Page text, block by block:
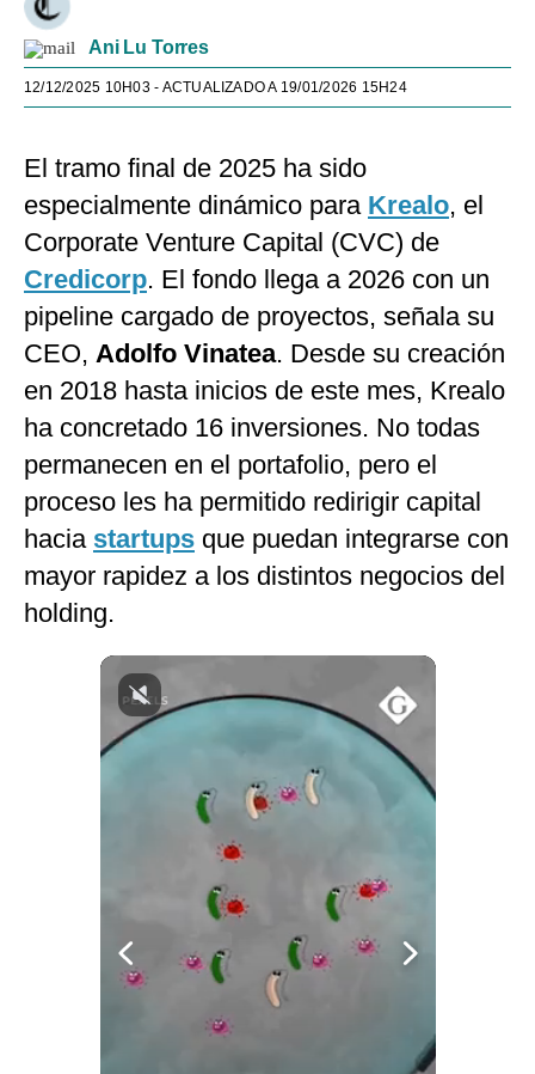
Ani Lu Torres
12/12/2025 10H03- ACTUALIZADO A 19/01/2026 15H24
El tramo final de 2025 ha sido
especialmente dinámico para Krealo, el
Corporate Venture Capital (CVC) de
Credicorp. El fondo llega a 2026 con un
pipeline cargado de proyectos, señala su
CEO, Adolfo Vinatea. Desde su creación
en 2018 hasta inicios de este mes, Krealo
ha concretado 16 inversiones. No todas
permanecen en el portafolio, pero el
proceso les ha permitido redirigir capital
hacia startups que puedan integrarse con
mayor rapidez a los distintos negocios del
holding.